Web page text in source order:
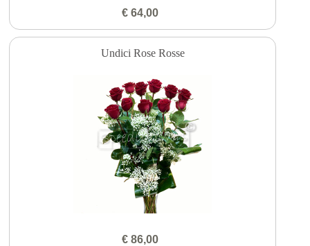
€ 64,00
Undici Rose Rosse
€ 86,00